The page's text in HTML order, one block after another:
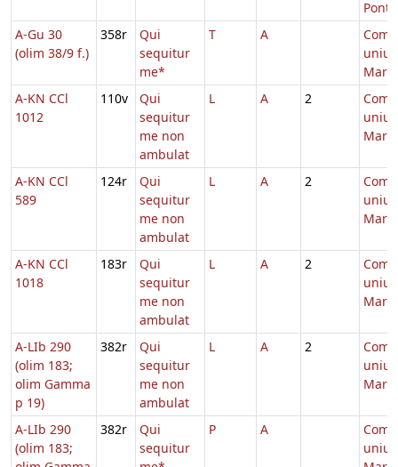
A-Gu 30
(olim 38/9 f.)
358r
Qui
sequitur
me*
T A
unius
A-KN CCl
1012
110v
Qui
sequitur
me non
ambulat
L A 2
unius
A-KN CCl
589
124r
Qui
sequitur
me non
ambulat
L A 2
unius
A-KN CCl
1018
183r
Qui
sequitur
me non
ambulat
L A 2
unius
A-LIb 290
(olim 183;
olim Gamma
p 19)
382r
Qui
sequitur
me non
ambulat
L A 2
unius
A-LIb 290
(olim 183;
382r
Qui
sequitur
P A
unius